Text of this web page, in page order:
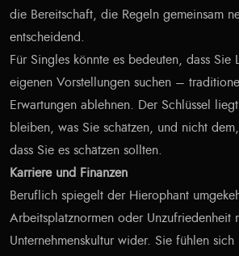
die Bereitschaft, die Regeln gemeinsam
entscheidend.
Für Singles könnte es bedeuten, dass Sie
eigenen Vorstellungen suchen –
Erwartungen ablehnen. Der Schlüssel
bleiben, was Sie schätzen, und nicht
dass Sie es schätzen sollten.
Karriere und Finanzen
Beruflich spiegelt der Hierophant
Arbeitsplatznormen oder Unzufriedenheit
Unternehmenskultur wider. Sie fühlen